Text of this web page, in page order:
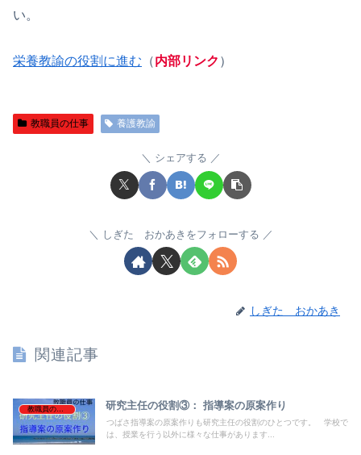
い。
栄養教諭の役割に進む （内部リンク ）
教職員の仕事 養護教諭
シェアする
しぎた おかあきをフォローする
しぎた おかあき
関連記事
研究主任の役割③： 指導案の原案作り
つばさ指導案の原案作りも研究主任の役割のひとつです。 学校で
は、授業を行う以外に様々な仕事があります...